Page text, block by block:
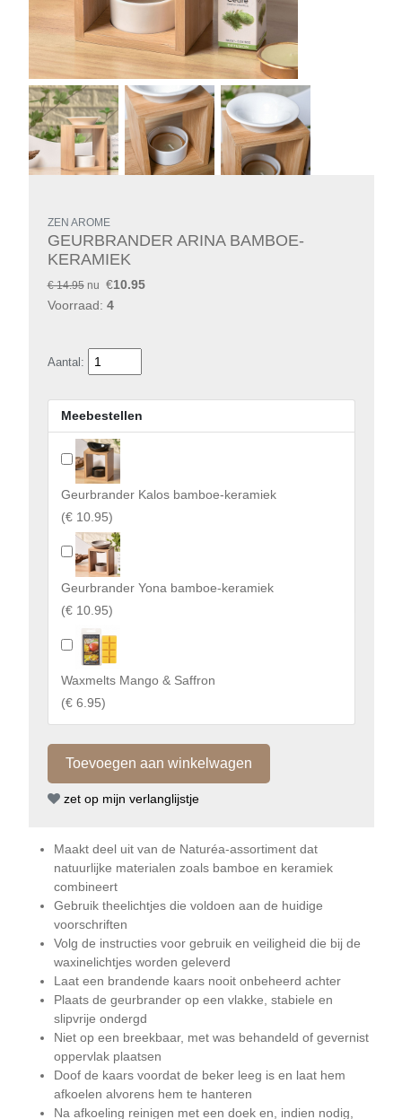
ZEN AROME
GEURBRANDER ARINA BAMBOE-
KERAMIEK
€ 14.95nu €10.95
Voorraad: 4
Aantal:
Meebestellen
Geurbrander Kalos bamboe-keramiek
(€ 10.95)
Geurbrander Yona bamboe-keramiek
(€ 10.95)
Waxmelts Mango & Saffron
(€ 6.95)
zet op mijn verlanglijstje
Maakt deel uit van de Naturéa-assortiment dat
natuurlijke materialen zoals bamboe en keramiek
combineert
Gebruik theelichtjes die voldoen aan de huidige
voorschriften
Volg de instructies voor gebruik en veiligheid die bij de
waxinelichtjes worden geleverd
Laat een brandende kaars nooit onbeheerd achter
Plaats de geurbrander op een vlakke, stabiele en
slipvrije ondergd
Niet op een breekbaar, met was behandeld of gevernist
oppervlak plaatsen
Doof de kaars voordat de beker leeg is en laat hem
afkoelen alvorens hem te hanteren
Na afkoeling reinigen met een doek en, indien nodig,